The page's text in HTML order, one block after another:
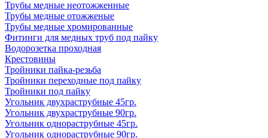
Трубы медные неотожженные
Трубы медные отожженые
Трубы медные хромированные
Фитинги для медных труб под пайку
Водорозетка проходная
Крестовины
Тройники пайка-резьба
Тройники переходные под пайку
Тройники под пайку
Угольник двухраструбные 45гр.
Угольник двухраструбные 90гр.
Угольник однораструбные 45гр.
Угольник однораструбные 90гр.